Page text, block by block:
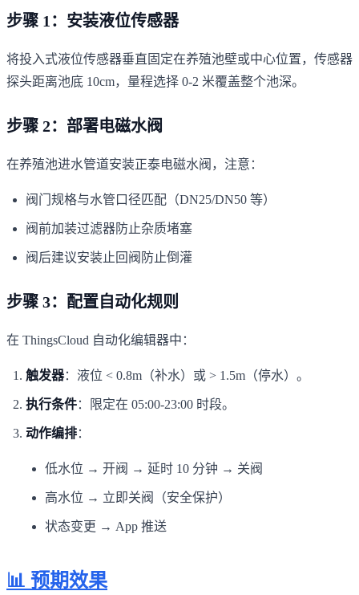
步骤 1：安装液位传感器
将投入式液位传感器垂直固定在养殖池壁或中心位置，传感器
探头距离池底 10cm，量程选择 0-2 米覆盖整个池深。
步骤 2：部署电磁水阀
在养殖池进水管道安装正泰电磁水阀，注意：
阀门规格与水管口径匹配（DN25/DN50 等）
阀前加装过滤器防止杂质堵塞
阀后建议安装止回阀防止倒灌
步骤 3：配置自动化规则
在 ThingsCloud 自动化编辑器中：
触发器：液位 < 0.8m（补水）或 > 1.5m（停水）。
执行条件：限定在 05:00-23:00 时段。
动作编排：
低水位 → 开阀 → 延时 10 分钟 → 关阀
高水位 → 立即关阀（安全保护）
状态变更 → App 推送
📊 预期效果